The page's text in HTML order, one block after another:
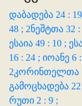
დაბადება 24 :
48 ; 2ნეშტთა 32 :
ესაია 49 : 10 ;
16 : 24 ; იოანე 6 :
2კორინთელთა
გამოცხადება 22
რუთი 2 : 9 ;